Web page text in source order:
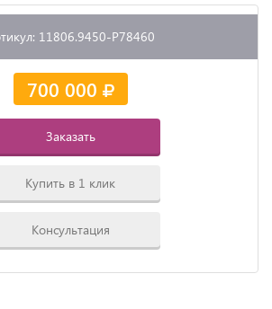
11806.9450-P78460
700 000
Заказать
Купить в 1 клик
Консультация